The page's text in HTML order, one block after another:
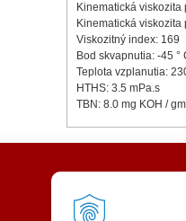
Kinematická viskozita
Kinematická viskozita
Viskozitný index: 169
Bod skvapnutia: -45 °
Teplota vzplanutia:
HTHS: 3.5 mPa.s
TBN: 8.0 mg KOH / gm
Všeobecné